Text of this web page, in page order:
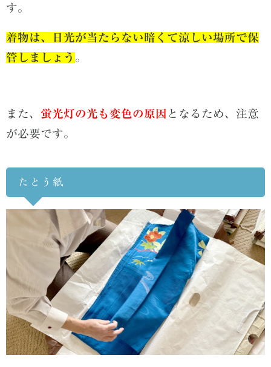
す。
着物は、日光が当たらない暗くて涼しい場所で保
管しましょう 。
また、 蛍光灯の光も変色の原因 となるため、注意
が必要です。
たとう紙